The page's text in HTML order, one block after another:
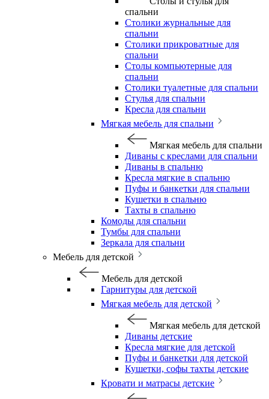
спальни
Столики журнальные для
спальни
Столики прикроватные для
спальни
Столы компьютерные для
спальни
Столики туалетные для спальни
Стулья для спальни
Кресла для спальни
Мягкая мебель для спальни
Мягкая мебель для спальни
Диваны с креслами для спальни
Диваны в спальню
Кресла мягкие в спальню
Пуфы и банкетки для спальни
Кушетки в спальню
Тахты в спальню
Комоды для спальни
Тумбы для спальни
Зеркала для спальни
Мебель для детской
Мебель для детской
Гарнитуры для детской
Мягкая мебель для детской
Мягкая мебель для детской
Диваны детские
Кресла мягкие для детской
Пуфы и банкетки для детской
Кушетки, софы тахты детские
Кровати и матрасы детские